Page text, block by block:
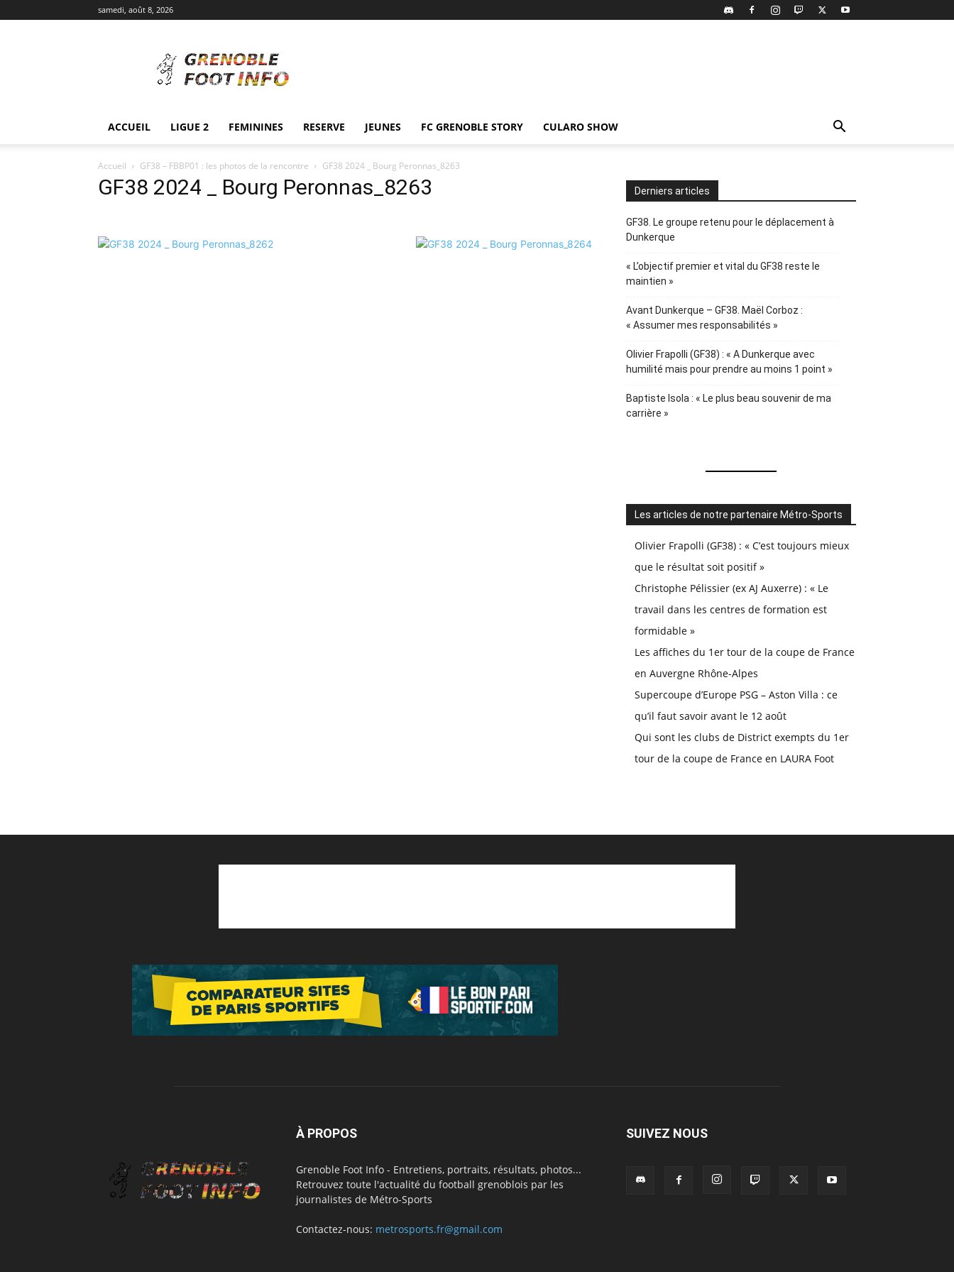
samedi, août 8, 2026
Foot
Info
ACCUEIL LIGUE 2 FEMININES RESERVE JEUNES FC GRENOBLE STORY CULARO SHOW
Accueil GF38 – FBBP01 : les photos de la rencontre GF38 2024 _ Bourg Peronnas_8263
GF38 2024 _ Bourg Peronnas_8263 Derniers articles
GF38. Le groupe retenu pour le déplacement à
Dunkerque
« L’objectif premier et vital du GF38 reste le
maintien »
Avant Dunkerque – GF38. Maël Corboz :
« Assumer mes responsabilités »
Olivier Frapolli (GF38) : « A Dunkerque avec
humilité mais pour prendre au moins 1 point »
Baptiste Isola : « Le plus beau souvenir de ma
carrière »
Les articles de notre partenaire Métro-Sports
Olivier Frapolli (GF38) : « C’est toujours mieux
que le résultat soit positif »
Christophe Pélissier (ex AJ Auxerre) : « Le
travail dans les centres de formation est
formidable »
Les affiches du 1er tour de la coupe de France
en Auvergne Rhône-Alpes
Supercoupe d’Europe PSG – Aston Villa : ce
qu’il faut savoir avant le 12 août
Qui sont les clubs de District exempts du 1er
tour de la coupe de France en LAURA Foot
À PROPOS
Grenoble Foot Info - Entretiens, portraits, résultats, photos...
Retrouvez toute l'actualité du football grenoblois par les
journalistes de Métro-Sports
Contactez-nous: metrosports.fr@gmail.com
SUIVEZ NOUS